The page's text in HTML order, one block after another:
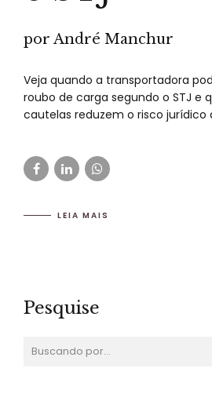
por André Manchur
Veja quando a transportadora
roubo de carga segundo o STJ e
cautelas reduzem o risco jurídico
LEIA MAIS
Pesquise